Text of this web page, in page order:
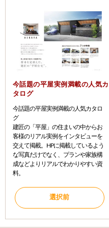
今話題の平屋実例満載の人気カ
タログ
今話題の平屋実例満載の人気カタロ
グ
建匠の「平屋」の住まいの中からお
客様のリアル実例をインタビューを
交えて掲載。HPに掲載しているよう
な写真だけでなく、プランや家族構
成などよりリアルでわかりやすい資
料。